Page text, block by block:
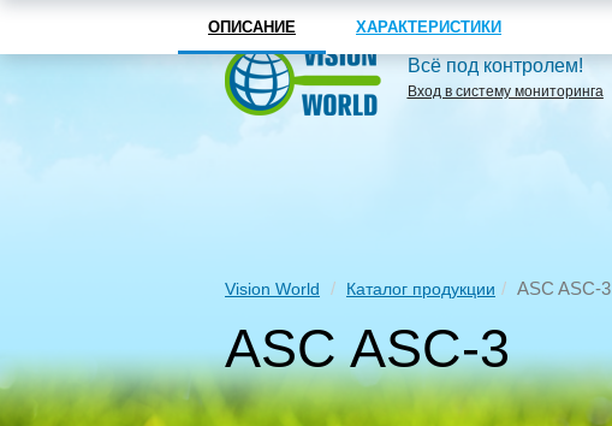
Всё под контролем!
Вход в систему мониторинга
Vision World Каталог продукции ASC ASC-3
ASC ASC-3
ОПИСАНИЕ ХАРАКТЕРИСТИКИ